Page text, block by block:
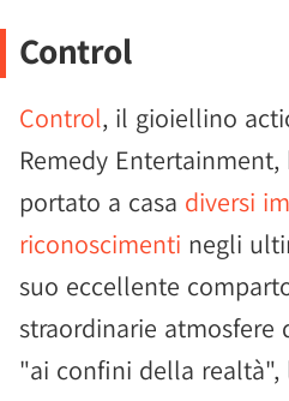
Control
Control, il gioiellino
Remedy
portato a casa diversi
riconoscimenti negli
suo eccellente
straordinarie atmosfere
"ai confini della realtà",